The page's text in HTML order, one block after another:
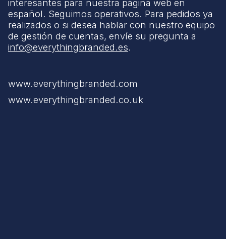
interesantes para nuestra página web en
español. Seguimos operativos. Para pedidos ya
realizados o si desea hablar con nuestro equipo
de gestión de cuentas, envíe su pregunta a
info@everythingbranded.es.
www.everythingbranded.com
www.everythingbranded.co.uk